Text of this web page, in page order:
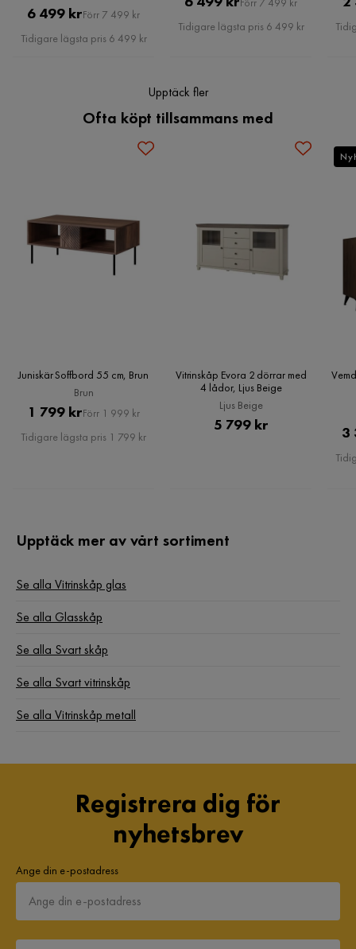
Pris
6 499 krOriginal
Pris
Förr 7 499 kr
Tidigare lägsta pris 6 499 kr
Pris
Tidigare lägsta pris 6 499 kr
Upptäck fler
Ofta köpt tillsammans med
Juniskär Soffbord 55 cm, Brun
Brun
Pris
1 799 krOriginal
Pris
Förr 1 999 kr
Tidigare lägsta pris 1 799 kr
Vitrinskåp Evora 2 dörrar med
4 lådor, Ljus Beige
Ljus Beige
Pris
5 799 kr 3
Upptäck mer av vårt sortiment
Se alla Vitrinskåp glas
Se alla Glasskåp
Se alla Svart skåp
Se alla Svart vitrinskåp
Se alla Vitrinskåp metall
Registrera dig för
nyhetsbrev
Ange din e-postadress